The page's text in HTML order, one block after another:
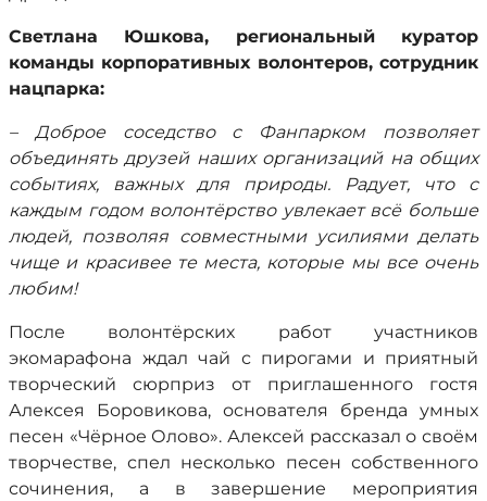
Светлана Юшкова, региональный куратор
команды корпоративных волонтеров, сотрудник
нацпарка:
– Доброе соседство с Фанпарком позволяет
объединять друзей наших организаций на общих
событиях, важных для природы. Радует, что с
каждым годом волонтёрство увлекает всё больше
людей, позволяя совместными усилиями делать
чище и красивее те места, которые мы все очень
любим!
После волонтёрских работ участников
экомарафона ждал чай с пирогами и приятный
творческий сюрприз от приглашенного гостя
Алексея Боровикова, основателя бренда умных
песен «Чёрное Олово». Алексей рассказал о своём
творчестве, спел несколько песен собственного
сочинения, а в завершение мероприятия